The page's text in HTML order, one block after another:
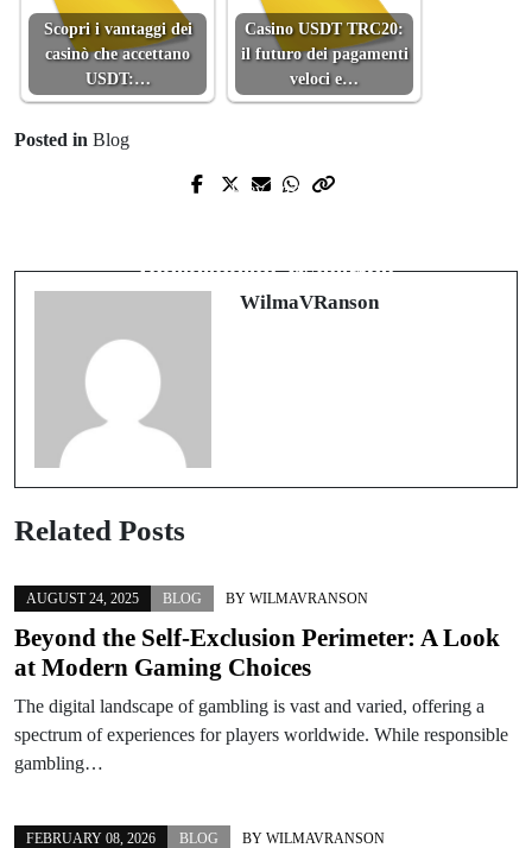
Scopri i vantaggi dei
casinò che accettano
USDT:…
Casino USDT TRC20:
il futuro dei pagamenti
veloci e…
Posted in Blog
Prev Post
Independent Wagering
WilmaVRanson
Related Posts
AUGUST 24, 2025 BLOG BY WILMAVRANSON
Beyond the Self-Exclusion Perimeter: A Look
at Modern Gaming Choices
The digital landscape of gambling is vast and varied, offering a
spectrum of experiences for players worldwide. While responsible
gambling…
FEBRUARY 08, 2026 BLOG BY WILMAVRANSON